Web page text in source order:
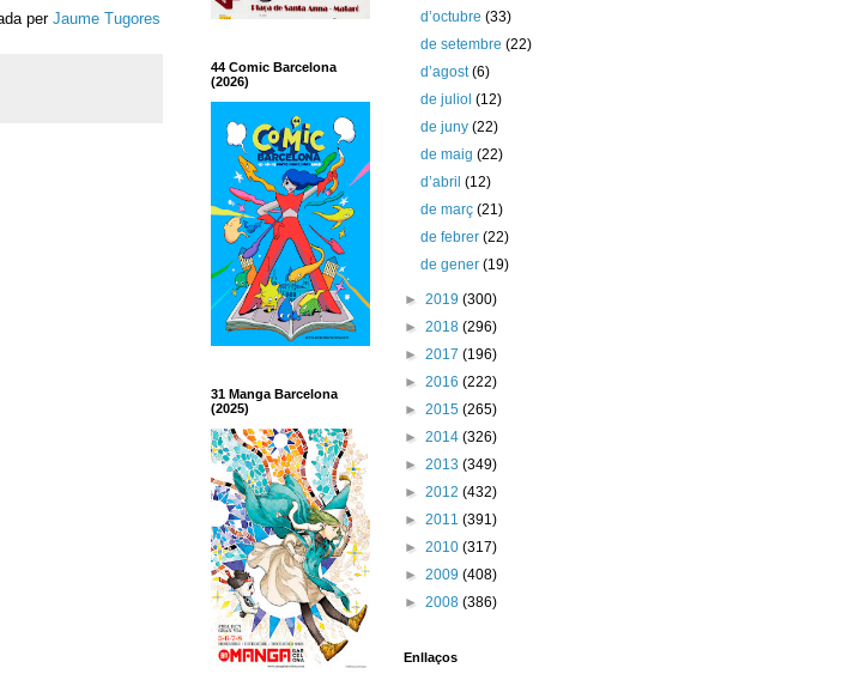
perJaume Tugores
44 Comic Barcelona
(2026)
31 Manga Barcelona
(2025)
d’octubre(33)
de setembre(22)
d’agost(6)
de juliol(12)
de juny(22)
de maig(22)
d’abril(12)
de març(21)
de febrer(22)
de gener(19)
► 2019 (300)
► 2018 (296)
► 2017 (196)
► 2016 (222)
► 2015 (265)
► 2014 (326)
► 2013 (349)
► 2012 (432)
► 2011 (391)
► 2010 (317)
► 2009 (408)
► 2008 (386)
Enllaços